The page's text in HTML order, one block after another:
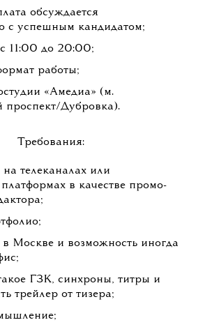
обсуждается
с успешным кандидатом;
11:00 до 20:00;
работы;
«Амедиа» (м.
проспект/Дубровка).
Требования:
телеканалах или
в качестве промо-
Москве и возможность иногда
ГЗК, синхроны, титры и
трейлер от тизера;